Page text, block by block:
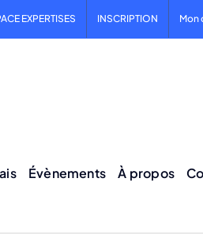
EXPERTISES INSCRIPTION Mon
Évènements À propos